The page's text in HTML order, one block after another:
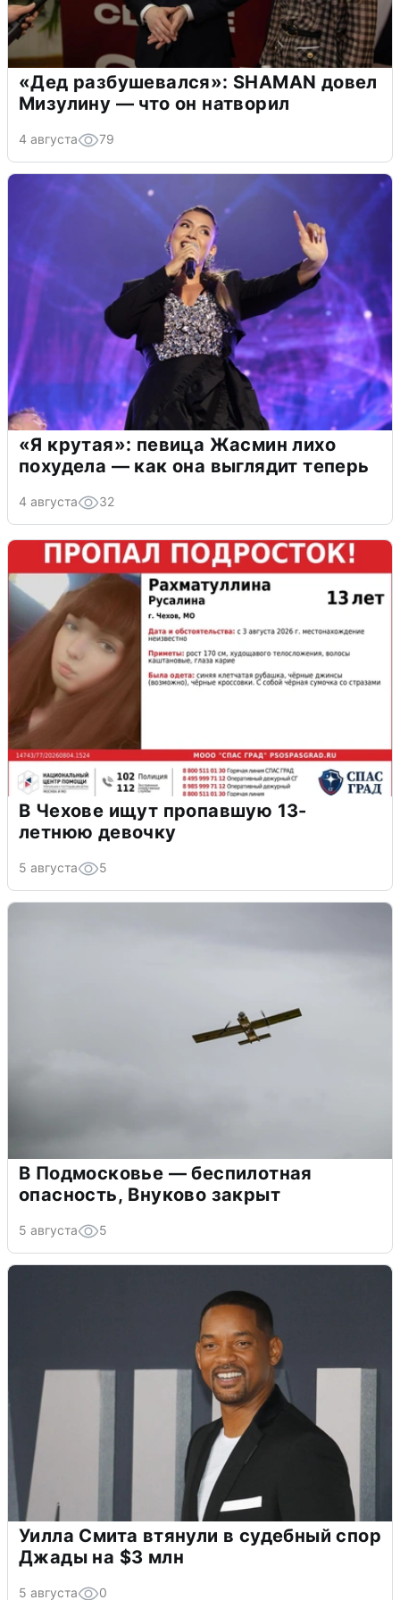
«Дед разбушевался»: SHAMAN довел
Мизулину — что он натворил
4 августа 79
«Я крутая»: певица Жасмин лихо
похудела — как она выглядит теперь
4 августа 32
В Чехове ищут пропавшую 13-
летнюю девочку
5 августа 5
В Подмосковье — беспилотная
опасность, Внуково закрыт
5 августа 5
Уилла Смита втянули в судебный спор
Джады на $3 млн
5 августа 0